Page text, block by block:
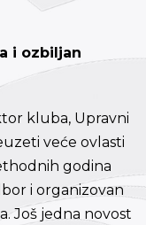
i ozbiljan
kluba, Upravni
veće ovlasti
godina
i organizovan
Još jedna novost